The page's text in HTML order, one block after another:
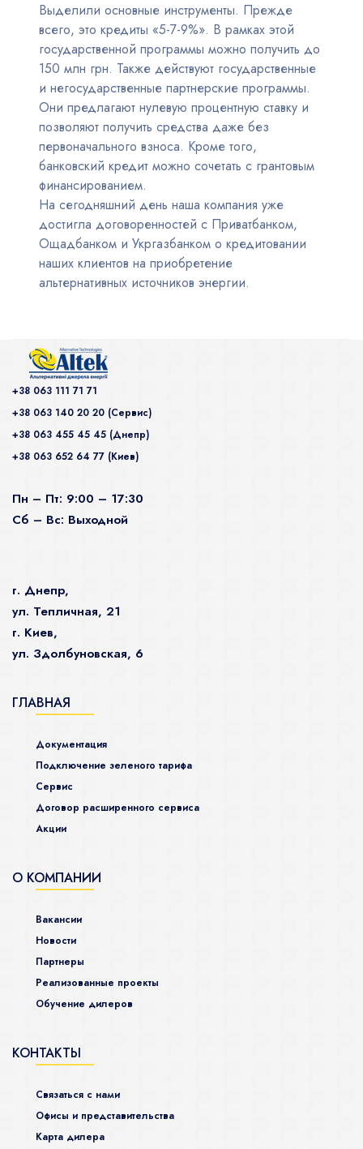
Выделили основные инструменты. Прежде
всего, это кредиты «5-7-9%». В рамках этой
государственной программы можно получить до
150 млн грн. Также действуют государственные
и негосударственные партнерские программы.
Они предлагают нулевую процентную ставку и
позволяют получить средства даже без
первоначального взноса. Кроме того,
банковский кредит можно сочетать с грантовым
финансированием.
На сегодняшний день наша компания уже
достигла договоренностей с Приватбанком,
Ощадбанком и Укргазбанком о кредитовании
наших клиентов на приобретение
альтернативных источников энергии.
+38 063 111 71 71
+38 063 140 20 20 (Сервис)
+38 063 455 45 45 (Днепр)
+38 063 652 64 77 (Киев)
Пн – Пт: 9:00 – 17:30
Сб – Вс: Выходной
г. Днепр,
ул. Тепличная, 21
г. Киев,
ул. Здолбуновская, 6
ГЛАВНАЯ
Документация
Подключение зеленого тарифа
Сервис
Договор расширенного сервиса
Акции
О КОМПАНИИ
Вакансии
Новости
Партнеры
Реализованные проекты
Обучение дилеров
КОНТАКТЫ
Связаться с нами
Офисы и представительства
Карта дилера